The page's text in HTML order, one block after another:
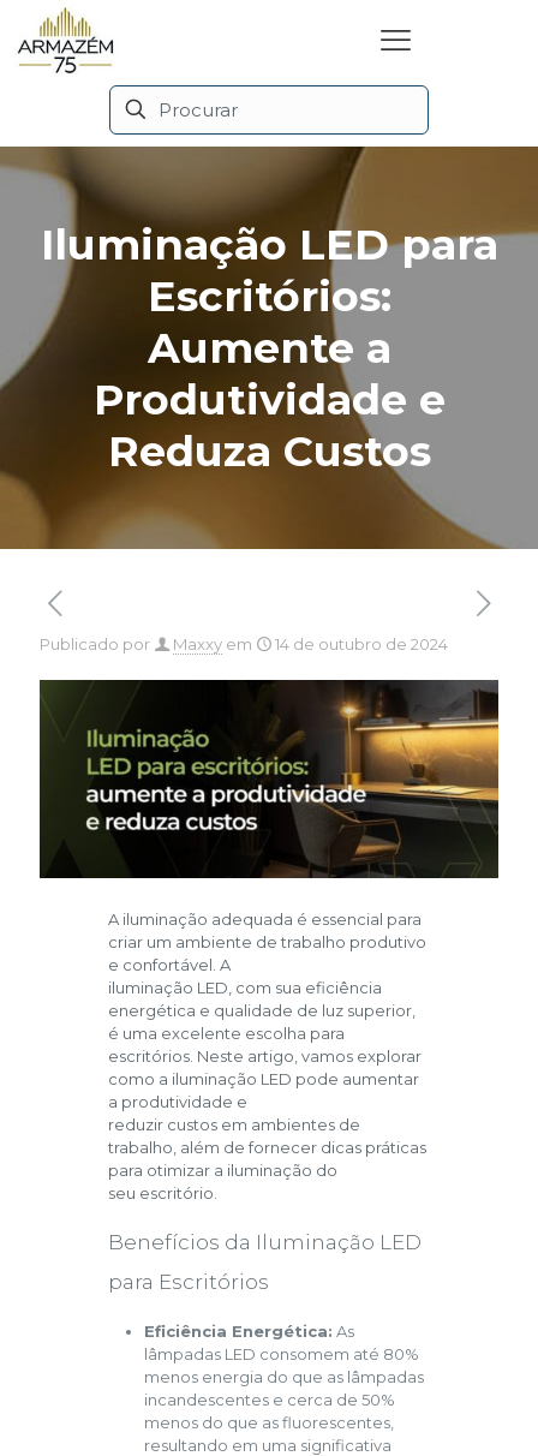
Iluminação LED para
Escritórios:
Aumente a
Produtividade e
Reduza Custos
Publicado por Maxxy em 14 de outubro de 2024
A iluminação adequada é essencial para
criar um ambiente de trabalho produtivo
e confortável. A
iluminação LED, com sua eficiência
energética e qualidade de luz superior,
é uma excelente escolha para
escritórios. Neste artigo, vamos explorar
como a iluminação LED pode aumentar
a produtividade e
reduzir custos em ambientes de
trabalho, além de fornecer dicas práticas
para otimizar a iluminação do
seu escritório.
Benefícios da Iluminação LED
para Escritórios
Eficiência Energética: As
lâmpadas LED consomem até 80%
menos energia do que as lâmpadas
incandescentes e cerca de 50%
menos do que as fluorescentes,
resultando em uma significativa